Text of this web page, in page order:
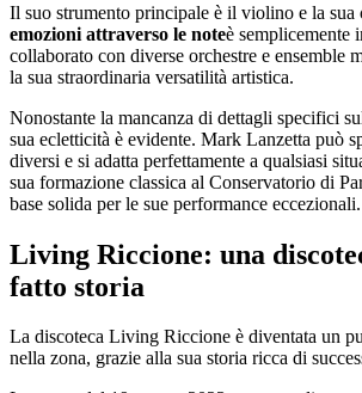
Il suo strumento principale è il violino e la sua
emozioni attraverso le noteè semplicemente
collaborato con diverse orchestre e ensemble
la sua straordinaria versatilità artistica.
Nonostante la mancanza di dettagli specifici
sua ecletticità è evidente. Mark Lanzetta può
diversi e si adatta perfettamente a qualsiasi
sua formazione classica al Conservatorio di
base solida per le sue performance eccezionali.
Living Riccione: una
fatto storia
La discoteca Living Riccione è diventata un
nella zona, grazie alla sua storia ricca di